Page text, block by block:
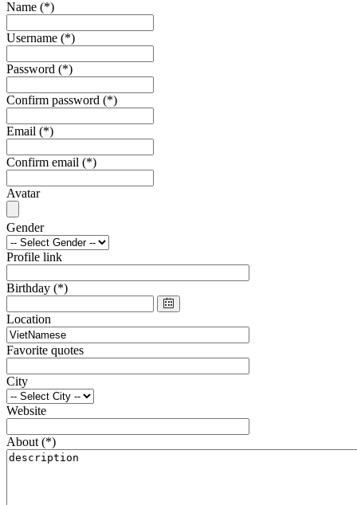
Name (*)
Username (*)
Password (*)
Confirm password (*)
Email (*)
Confirm email (*)
Avatar
Gender
Profile link
Birthday (*)
Location
Favorite quotes
City
Website
About (*)